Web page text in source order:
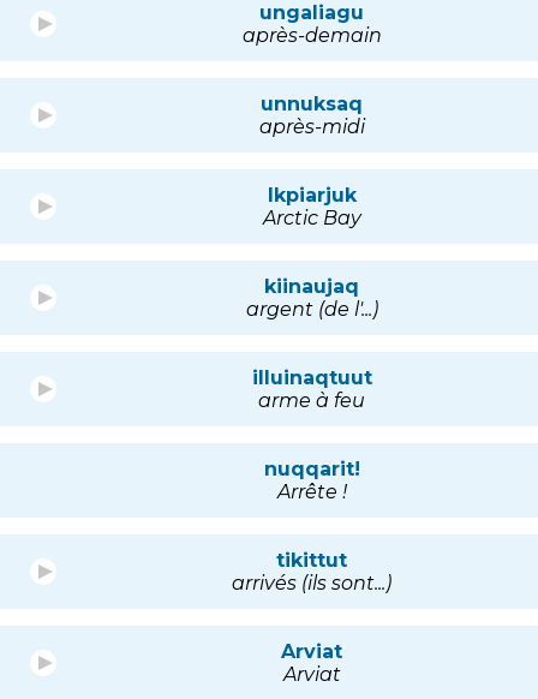
ungaliagu
après-demain
unnuksaq
après-midi
Ikpiarjuk
Arctic Bay
kiinaujaq
argent (de l'...)
illuinaqtuut
arme à feu
nuqqarit!
Arrête !
tikittut
arrivés (ils sont...)
Arviat
Arviat